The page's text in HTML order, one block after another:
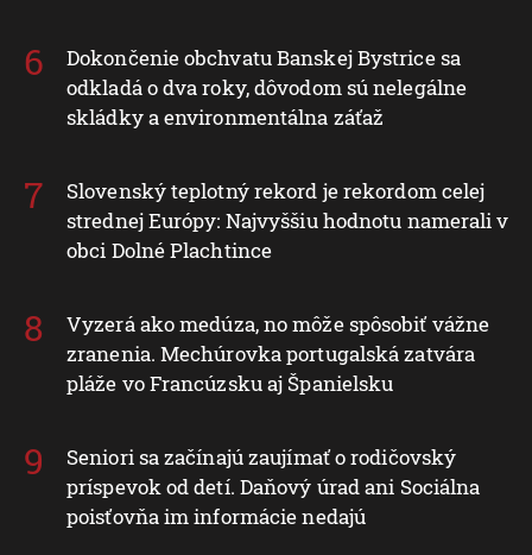
Dokončenie obchvatu Banskej Bystrice sa
odkladá o dva roky, dôvodom sú nelegálne
skládky a environmentálna záťaž
Slovenský teplotný rekord je rekordom celej
strednej Európy: Najvyššiu hodnotu namerali v
obci Dolné Plachtince
Vyzerá ako medúza, no môže spôsobiť vážne
zranenia. Mechúrovka portugalská zatvára
pláže vo Francúzsku aj Španielsku
Seniori sa začínajú zaujímať o rodičovský
príspevok od detí. Daňový úrad ani Sociálna
poisťovňa im informácie nedajú